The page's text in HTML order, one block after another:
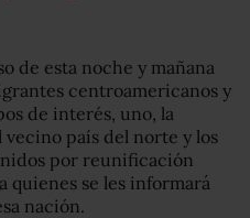
de esta noche y mañana
centroamericanos y
de interés, uno, la
país del norte y los
por reunificación
quienes se les informará
nación.